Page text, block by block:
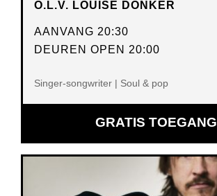
O.L.V. LOUISE DONKER
AANVANG 20:30
DEUREN OPEN 20:00
Singer-songwriter | Soul & pop
GRATIS TOEGANG